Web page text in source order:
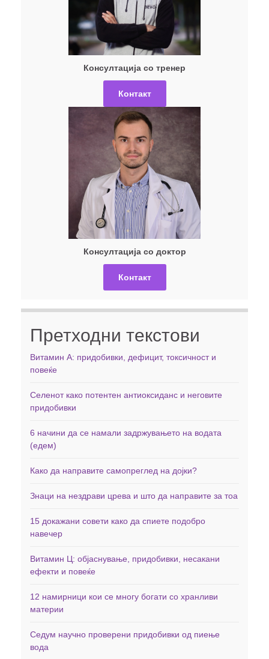
Консултација со тренер
Контакт
Консултација со доктор
Контакт
Претходни текстови
Витамин А: придобивки, дефицит, токсичност и
повеќе
Селенот како потентен антиоксиданс и неговите
придобивки
6 начини да се намали задржувањето на водата
(едем)
Како да направите самопреглед на дојки?
Знаци на нездрави црева и што да направите за тоа
15 докажани совети како да спиете подобро
навечер
Витамин Ц: објаснување, придобивки, несакани
ефекти и повеќе
12 намирници кои се многу богати со хранливи
материи
Седум научно проверени придобивки од пиење
вода